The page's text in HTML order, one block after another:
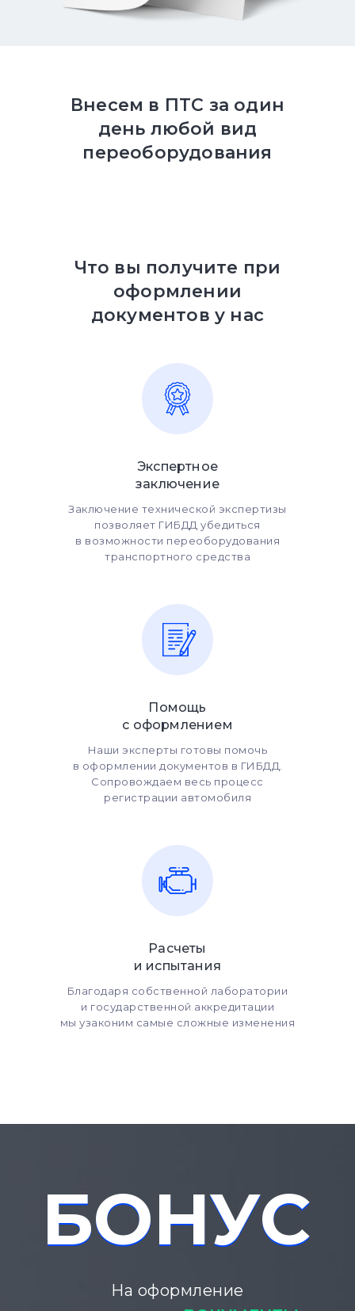
Внесем в ПТС за один
день любой вид
переоборудования
Что вы получите при
оформлении
документов у нас
Заключение технической экспертизы
позволяет ГИБДД убедиться
в возможности переоборудования
транспортного средства
Экспертное
заключение
Наши эксперты готовы помочь
в оформлении документов в ГИБДД.
Сопровождаем весь процесс
регистрации автомобиля
Помощь
с оформлением
Благодаря собственной лаборатории
и государственной аккредитации
мы узаконим самые сложные изменения
Расчеты
и испытания
БОНУС
БОНУС
На оформление